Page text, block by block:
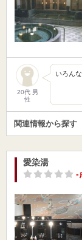
20代 男
性
いろん
関連情報から探す
愛染湯
-